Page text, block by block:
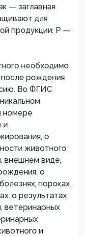
— заглавная
для
продукции; Р —
необходимо
рождения
Во ФГИС
номере
и
о
животного,
внешнем виде,
о
пороках
о результатах
ветеринарных
и